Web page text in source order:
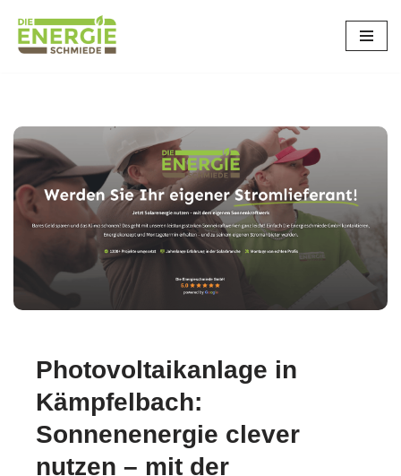
Zum
Pforzheim
Photovoltaikanlage in
Kämpfelbach:
Sonnenenergie clever
nutzen – mit der